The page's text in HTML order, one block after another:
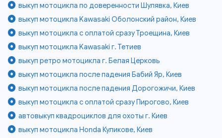
выкуп мотоцикла по доверенности Шулявка, Киев
выкуп мотоцикла Kawasaki Оболонский район, Киев
выкуп мотоцикла с оплатой сразу Троещина, Киев
выкуп мотоцикла Kawasaki г. Тетиев
выкуп ретро мотоцикла г. Белая Церковь
выкуп мотоцикла после падения Бабий Яр, Киев
выкуп мотоцикла после падения Дорогожичи, Киев
выкуп мотоцикла с оплатой сразу Пирогово, Киев
автовыкуп квадроциклов для охоты г. Киев
выкуп мотоцикла Honda Куликове, Киев